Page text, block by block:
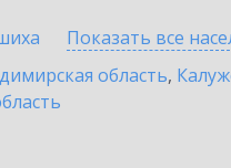
Показать все
область,